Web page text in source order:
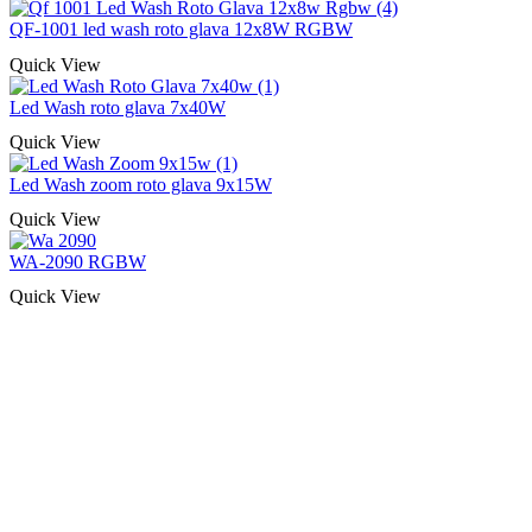
QF-1001 led wash roto glava 12x8W RGBW
Quick View
Led Wash roto glava 7x40W
Quick View
Led Wash zoom roto glava 9x15W
Quick View
WA-2090 RGBW
Quick View